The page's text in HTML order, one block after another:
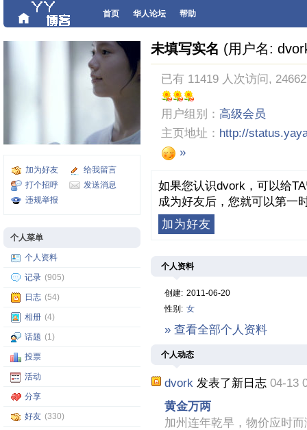
首页 华人论坛 帮助
加为好友
给我留言
打个招呼
发送消息
违规举报
个人菜单
个人资料
记录 (905)
日志 (54)
相册 (4)
话题 (1)
投票
活动
分享
好友 (330)
未填写实名 (用户名:
已有 11419 人次访问,
用户组别： 高级会员
主页地址： http://
»
如果您认识dvork，可以给
成为好友后，您就可以第一
加为好友
个人资料
创建: 2011-06-20
性别: 女
» 查看全部个人资料
个人动态
dvork 发表了新日志 04-13
黄金万两
加州连年乾旱，物价应时